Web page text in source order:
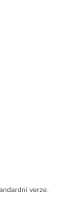
verze.